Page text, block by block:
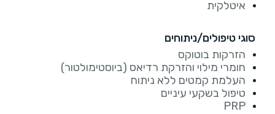
איטלקית
סוגי טיפולים/ניתוחים
הזרקות בוטוקס
חומרי מילוי והזרקת רדיאס (ביוסטימולטור)
העלמת קמטים ללא ניתוח
טיפול בשקעי עיניים
PRP